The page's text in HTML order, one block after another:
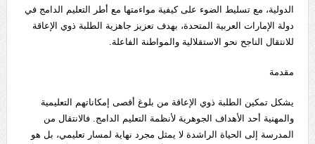
الدولية، مع تسليط الضوء على كيفية مواءمتها مع أطر التعليم الدامج في
دولة الإمارات العربية المتحدة، بهدف تعزيز جاهزية الطلبة ذوي الإعاقة
للانتقال الناجح نحو الاستقلالية والمواطنة الفاعلة.
مقدمة
يشكل تمكين الطلبة ذوي الإعاقة من بلوغ أقصى إمكاناتهم التعليمية
والمهنية أحد الأهداف الجوهرية لأنظمة التعليم الدامج. فالانتقال من
المدرسة إلى الحياة الراشدة لا يمثل مجرد نهاية لمسار تعليمي، بل هو